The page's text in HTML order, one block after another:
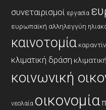
συνεταιρισμοί εργασία
ευρωπαϊκή αλληλεγγύη
καινοτομία
κλιματική δράση
κοινωνική
νεολαία οικονομία